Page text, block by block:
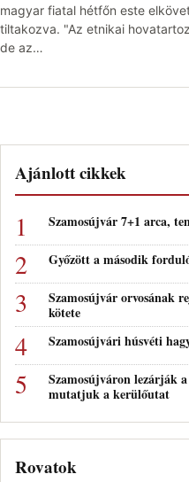
magyar fiatal hétfőn este
tiltakozva. "Az etnikai
de az…
Ajánlott cikkek
Szamosújvár 7+1 arca,
Győzött a második
Szamosújvár orvosának
kötete
Szamosújvári húsvéti
Szamosújváron lezárják
mutatjuk a kerülőutat
Rovatok